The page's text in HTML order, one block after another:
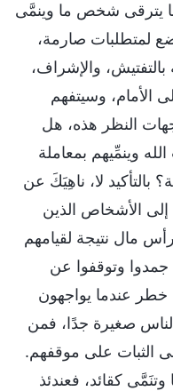
يترقى شخص ما وينمَّى
لمتطلبات صارمة،
والإشراف،
الأمام، وسيتفهم
النظر هذه، هل
وينمِّيهم بمعاملة
لا، ناهِيَكَ عن
إلى الأشخاص الذين
مال نتيجة لقيامهم
جمدوا وتوقفوا عن
عندما يواجهون
صغيرة جدًا، فمن
الثبات على موقفهم.
كقائد، فعندئذ